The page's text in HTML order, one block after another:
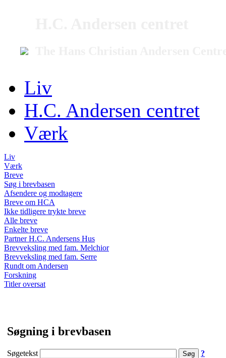
Liv
H.C. Andersen centret
Værk
Liv
Værk
Breve
Søg i brevbasen
Afsendere og modtagere
Breve om HCA
Ikke tidligere trykte breve
Alle breve
Enkelte breve
Partner H.C. Andersens Hus
Brevveksling med fam. Melchior
Brevveksling med fam. Serre
Rundt om Andersen
Forskning
Titler oversat
Søgning i brevbasen
Søgetekst ?